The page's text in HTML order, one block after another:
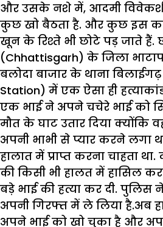
और उसके नशे में, आदमी
कुछ खो बैठता है. और कुछ इस
खून के रिश्ते भी छोटे पड़ जाते हैं.
(Chhattisgarh) के जिला
बलोदा बाजार के थाना
Station) में एक ऐसा ही
एक भाई ने अपने चचेरे भाई को
मौत के घाट उतार दिया क्योंकि
अपनी भाभी से प्यार करने लगा
हालात में प्राप्त करना चाहता
की किसी भी हालत में हासिल
बड़े भाई की हत्या कर दी. पुलिस
अपनी गिरफ्त में ले लिया है.अब
अपने भाई को खो चुका है और